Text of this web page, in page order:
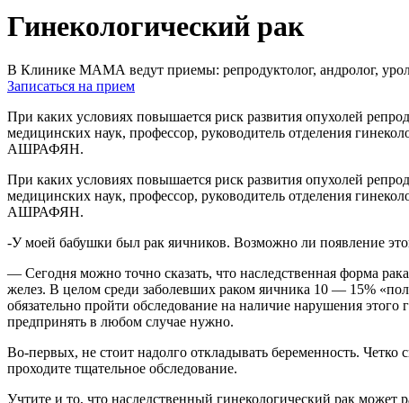
Гинекологический рак
В Клинике МАМА ведут приемы: репродуктолог, андролог,
Записаться на прием
При каких условиях повышается риск развития опухолей
медицинских наук, профессор, руководитель отделения
АШРАФЯН.
При каких условиях повышается риск развития опухолей
медицинских наук, профессор, руководитель отделения
АШРАФЯН.
-У моей бабушки был рак яичников. Возможно ли появление
— Сегодня можно точно сказать, что наследственная форма
желез. В целом среди заболевших раком яичника 10 — 15%
обязательно пройти обследование на наличие нарушения
предпринять в любом случае нужно.
Во-первых, не стоит надолго откладывать беременность.
проходите тщательное обследование.
Учтите и то, что наследственный гинекологический рак